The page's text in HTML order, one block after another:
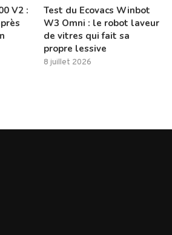
V2 :
Test du Ecovacs Winbot
W3 Omni : le robot laveur
de vitres qui fait sa
propre lessive
8 juillet 2026